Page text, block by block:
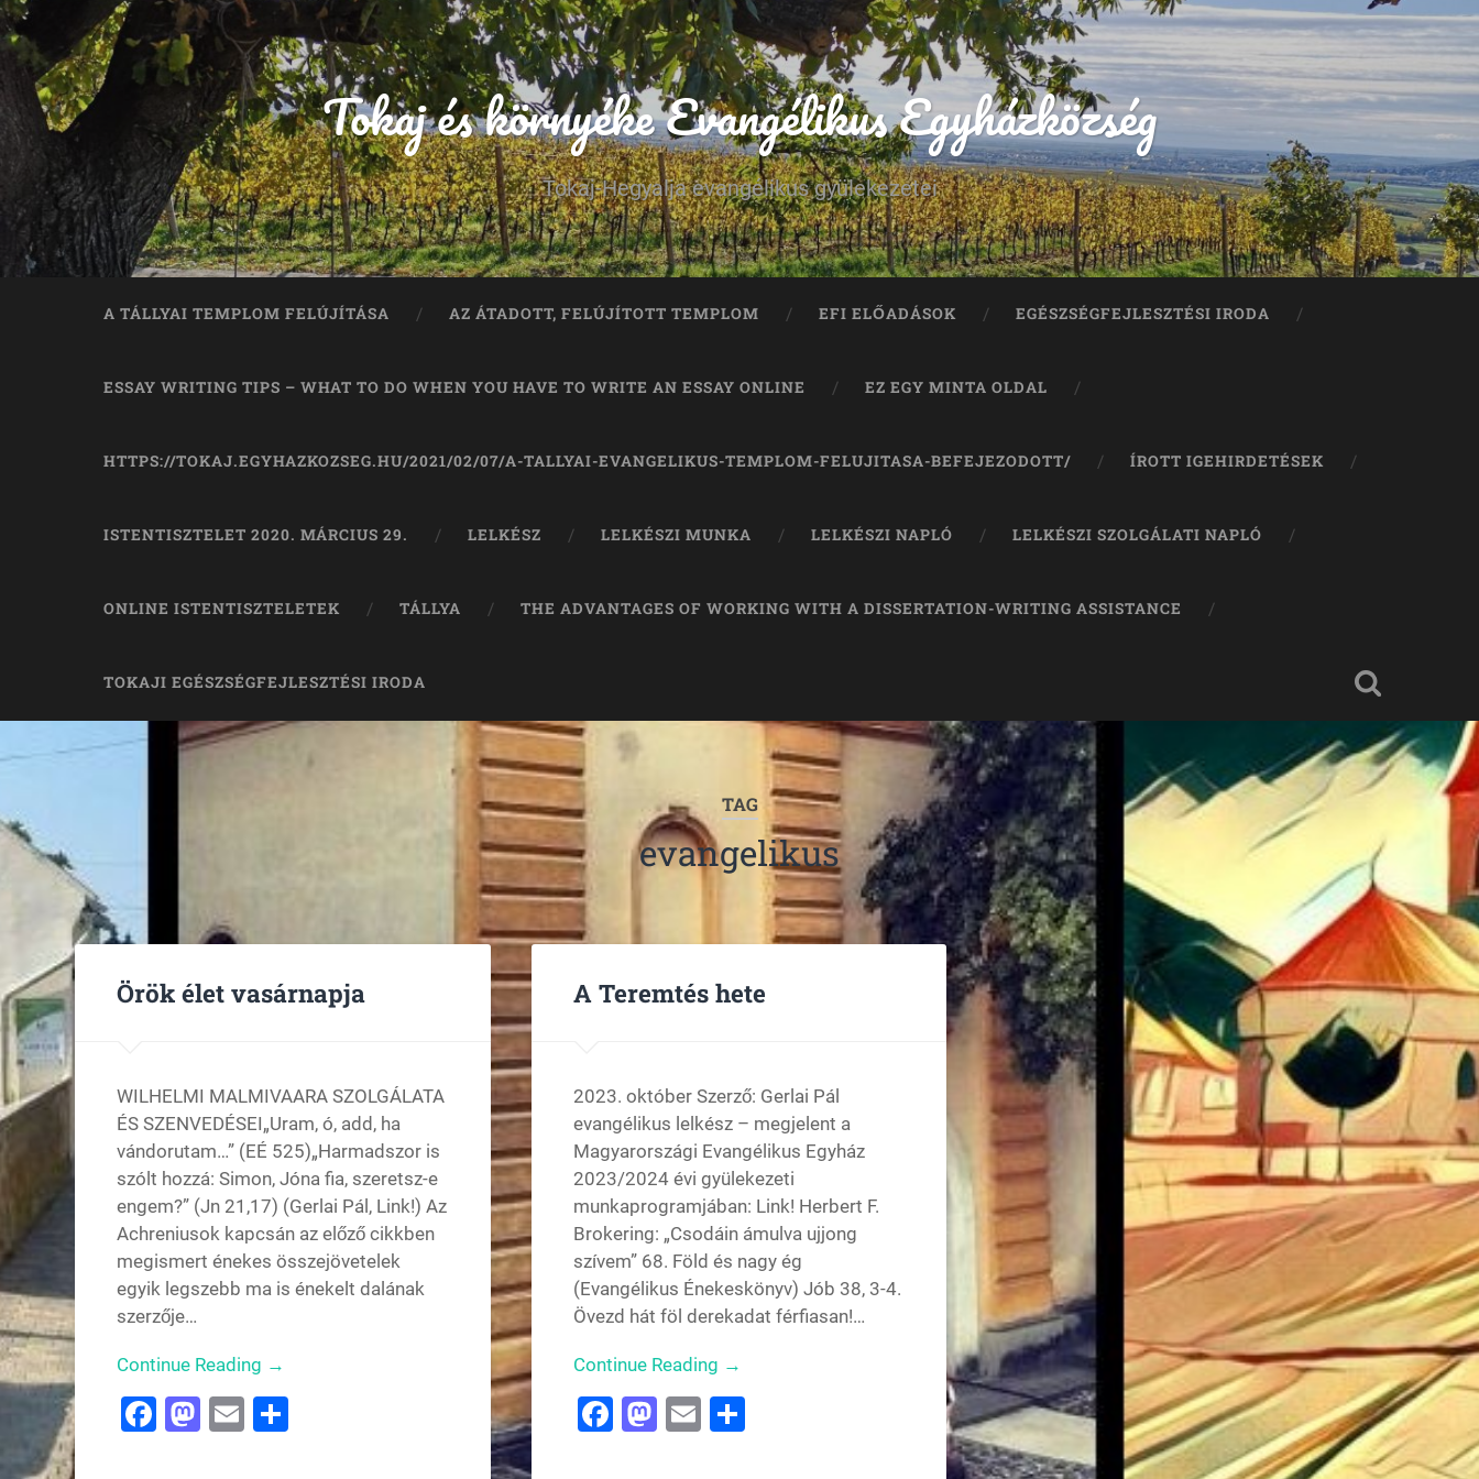
Tokaj és környéke Evangélikus Egyházközség
Tokaj-Hegyalja evangélikus gyülekezetei
A TÁLLYAI TEMPLOM FELÚJÍTÁSA AZ ÁTADOTT, FELÚJÍTOTT TEMPLOM EFI ELŐADÁSOK EGÉSZSÉGFEJLESZTÉSI IRODA
ESSAY WRITING TIPS – WHAT TO DO WHEN YOU HAVE TO WRITE AN ESSAY ONLINE EZ EGY MINTA OLDAL
HTTPS://TOKAJ.EGYHAZKOZSEG.HU/2021/02/07/A-TALLYAI-EVANGELIKUS-TEMPLOM-FELUJITASA-BEFEJEZODOTT/ ÍROTT IGEHIRDETÉSEK
ISTENTISZTELET 2020. MÁRCIUS 29. LELKÉSZ LELKÉSZI MUNKA LELKÉSZI NAPLÓ LELKÉSZI SZOLGÁLATI NAPLÓ
ONLINE ISTENTISZTELETEK TÁLLYA THE ADVANTAGES OF WORKING WITH A DISSERTATION-WRITING ASSISTANCE
TOKAJI EGÉSZSÉGFEJLESZTÉSI IRODA
TAG
evangelikus
Örök élet vasárnapja
WILHELMI MALMIVAARA SZOLGÁLATA
ÉS SZENVEDÉSEI„Uram, ó, add, ha
vándorutam…” (EÉ 525)„Harmadszor is
szólt hozzá: Simon, Jóna fia, szeretsz-e
engem?” (Jn 21,17) (Gerlai Pál, Link!) Az
Achreniusok kapcsán az előző cikkben
megismert énekes összejövetelek
egyik legszebb ma is énekelt dalának
szerzője…
Continue Reading →
Facebook
Mastodon
Email
A Teremtés hete
2023. október Szerző: Gerlai Pál
evangélikus lelkész – megjelent a
Magyarországi Evangélikus Egyház
2023/2024 évi gyülekezeti
munkaprogramjában: Link! Herbert F.
Brokering: „Csodáin ámulva ujjong
szívem” 68. Föld és nagy ég
(Evangélikus Énekeskönyv) Jób 38, 3-4.
Övezd hát föl derekadat férfiasan!…
Continue Reading →
Facebook
Mastodon
EmailOssza